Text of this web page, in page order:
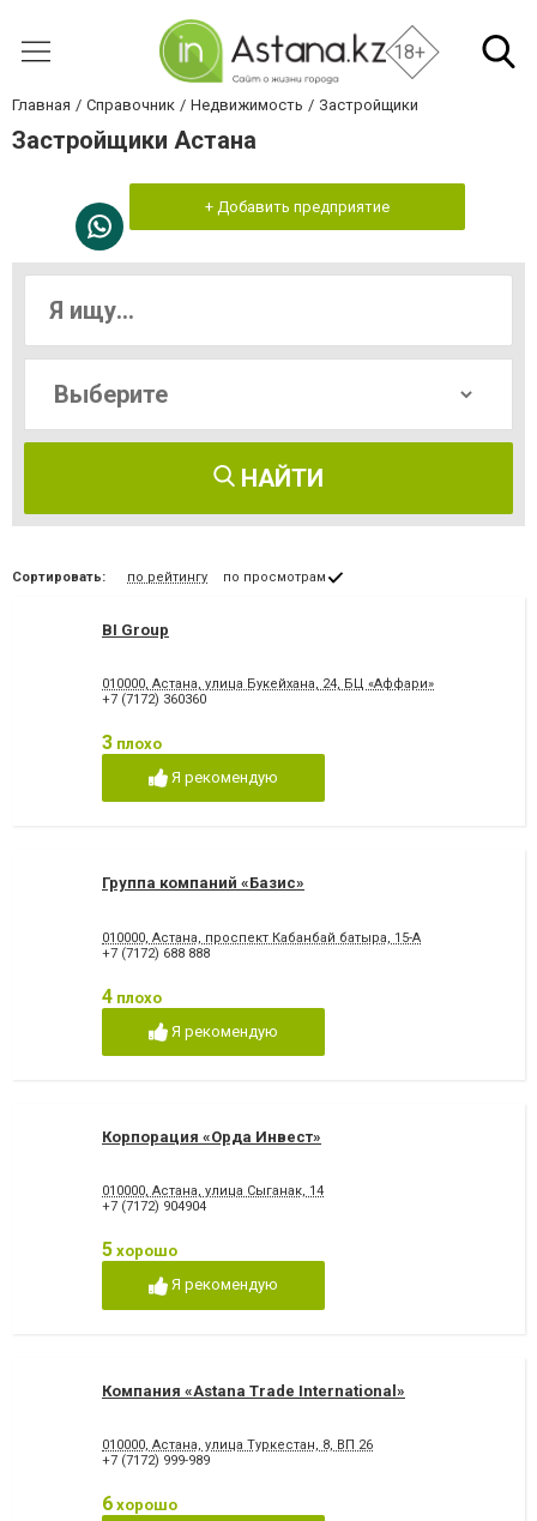
18+
Главная Справочник Недвижимость Застройщики
Застройщики Астана
+ Добавить предприятие
НАЙТИ
Сортировать: по рейтингу по просмотрам
BI Group
010000, Астана, улица Букейхана, 24, БЦ «Аффари»
+7 (7172) 360360
3 плохо
Я рекомендую
Группа компаний «Базис»
010000, Астана, проспект Кабанбай батыра, 15-А
+7 (7172) 688 888
4 плохо
Я рекомендую
Корпорация «Орда Инвест»
010000, Астана, улица Сыганак, 14
+7 (7172) 904904
5 хорошо
Я рекомендую
Компания «Astana Trade International»
010000, Астана, улица Туркестан, 8, ВП 26
+7 (7172) 999-989
6 хорошо